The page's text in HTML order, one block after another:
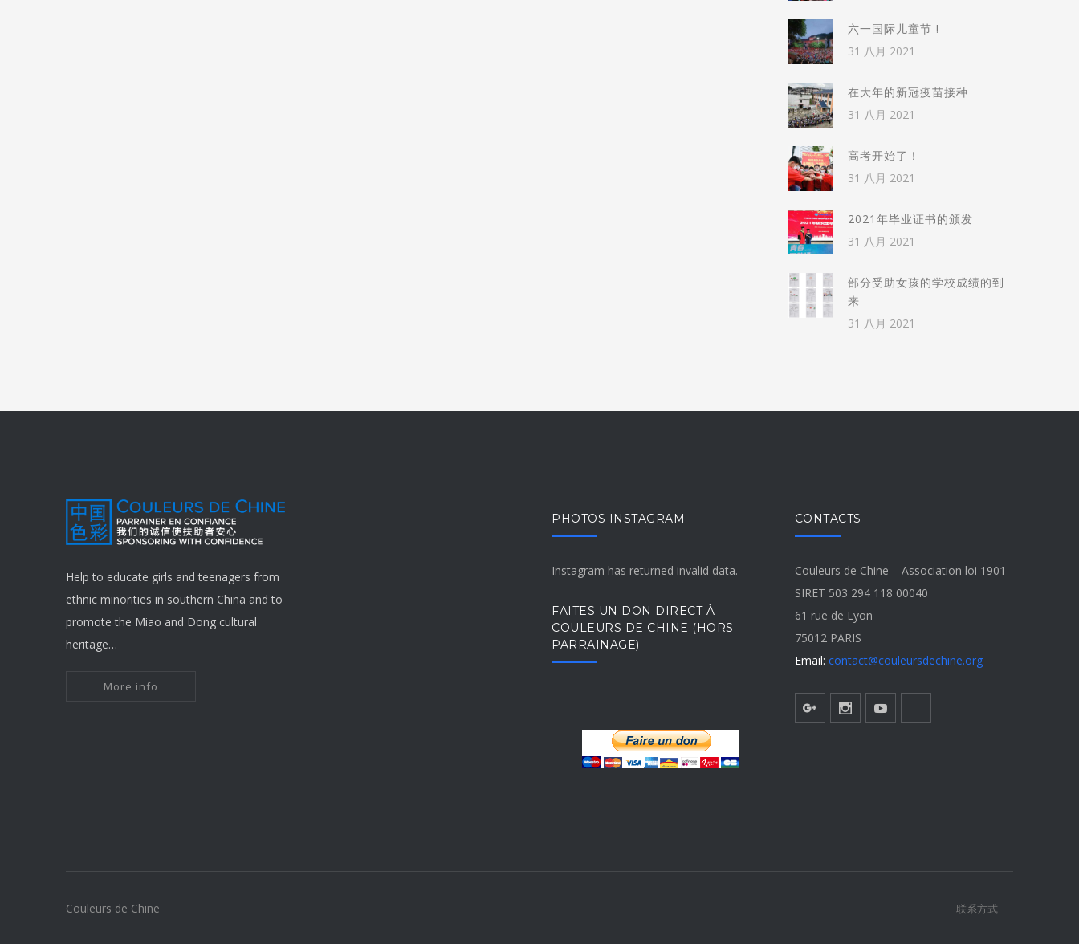
六一国际儿童节 !
31 八月 2021
在大年的新冠疫苗接种
31 八月 2021
高考开始了！
31 八月 2021
2021年毕业证书的颁发
31 八月 2021
部分受助女孩的学校成绩的到
来
31 八月 2021
Help to educate girls and teenagers from
ethnic minorities in southern China and to
promote the Miao and Dong cultural
heritage…
More info
PHOTOS INSTAGRAM
Instagram has returned invalid data.
FAITES UN DON DIRECT À
COULEURS DE CHINE (HORS
PARRAINAGE)
CONTACTS
Couleurs de Chine – Association loi 1901
SIRET 503 294 118 00040
61 rue de Lyon
75012 PARIS
Email: contact@couleursdechine.org
Couleurs de Chine 联系方式